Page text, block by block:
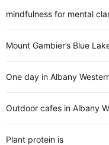
mindfulness for mental
Mount Gambier’s Blue
One day in Albany
Outdoor cafes in Albany
Plant protein is